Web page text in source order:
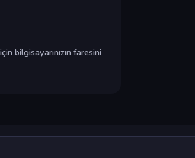
bilgisayarınızın faresini